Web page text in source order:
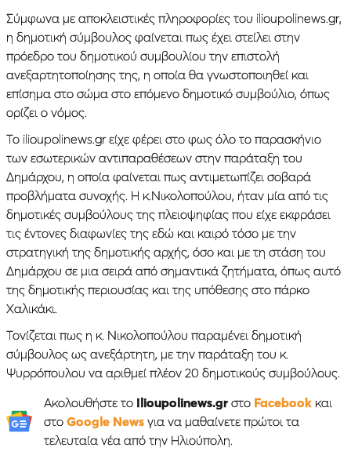
Σύμφωνα με αποκλειστικές πληροφορίες του ilioupolinews.gr,
η δημοτική σύμβουλος φαίνεται πως έχει στείλει στην
πρόεδρο του δημοτικού συμβουλίου την επιστολή
ανεξαρτητοποίησης της, η οποία θα γνωστοποιηθεί και
επίσημα στο σώμα στο επόμενο δημοτικό συμβούλιο, όπως
ορίζει ο νόμος.
Το ilioupolinews.gr είχε φέρει στο φως όλο το παρασκήνιο
των εσωτερικών αντιπαραθέσεων στην παράταξη του
Δημάρχου, η οποία φαίνεται πως αντιμετωπίζει σοβαρά
προβλήματα συνοχής. Η κ.Νικολοπούλου, ήταν μία από τις
δημοτικές συμβούλους της πλειοψηφίας που είχε εκφράσει
τις έντονες διαφωνίες της εδώ και καιρό τόσο με την
στρατηγική της δημοτικής αρχής, όσο και με τη στάση του
Δημάρχου σε μια σειρά από σημαντικά ζητήματα, όπως αυτό
της δημοτικής περιουσίας και της υπόθεσης στο πάρκο
Χαλικάκι.
Τονίζεται πως η κ. Νικολοπούλου παραμένει δημοτική
σύμβουλος ως ανεξάρτητη, με την παράταξη του κ.
Ψυρρόπουλου να αριθμεί πλέον 20 δημοτικούς συμβούλους.
Ακολουθήστε το Ilioupolinews.grστο Facebookκαι
στο Google Newsγια να μαθαίνετε πρώτοι τα
τελευταία νέα από την Ηλιούπολη.